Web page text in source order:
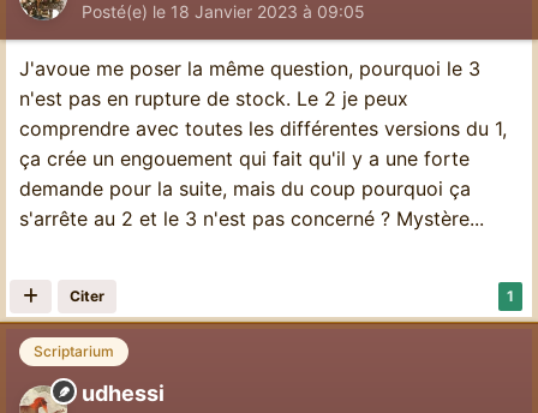
Posté(e) le 18 Janvier 2023 à 09:05
J'avoue me poser la même question, pourquoi le 3
n'est pas en rupture de stock. Le 2 je peux
comprendre avec toutes les différentes versions du 1,
ça crée un engouement qui fait qu'il y a une forte
demande pour la suite, mais du coup pourquoi ça
s'arrête au 2 et le 3 n'est pas concerné ? Mystère...
1
Citer
Scriptarium
udhessi